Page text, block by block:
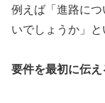
例えば「進路に
いでしょうか」と
要件を最初に伝え